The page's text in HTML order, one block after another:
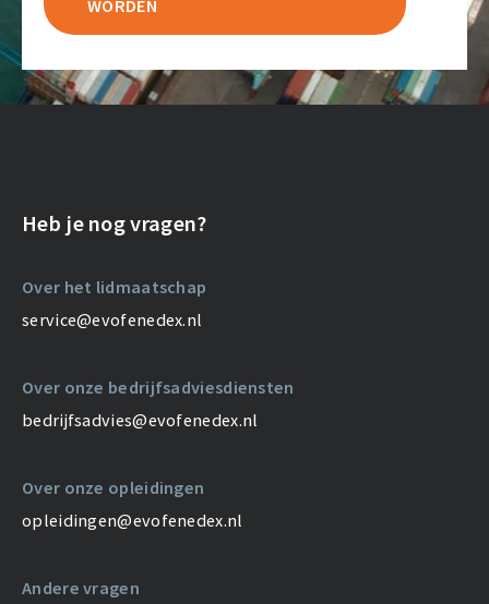
WORDEN
Heb je nog vragen?
Over het lidmaatschap
service@evofenedex.nl
Over onze bedrijfsadviesdiensten
bedrijfsadvies@evofenedex.nl
Over onze opleidingen
opleidingen@evofenedex.nl
Andere vragen